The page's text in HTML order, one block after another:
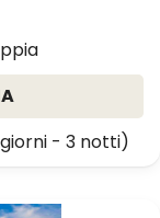
- 3 notti)